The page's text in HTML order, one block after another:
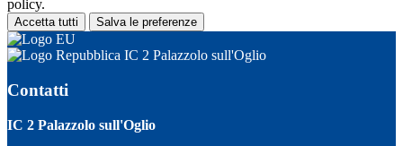
policy.
Accetta tutti Salva le preferenze
IC 2 Palazzolo sull'Oglio
Contatti
IC 2 Palazzolo sull'Oglio